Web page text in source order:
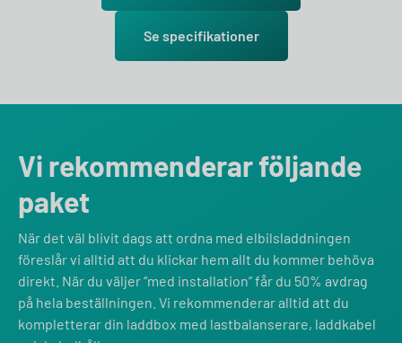
Se specifikationer
Vi rekommenderar följande
paket
När det väl blivit dags att ordna med elbilsladdningen
föreslår vi alltid att du klickar hem allt du kommer behöva
direkt. När du väljer “med installation” får du 50% avdrag
på hela beställningen. Vi rekommenderar alltid att du
kompletterar din laddbox med lastbalanserare, laddkabel